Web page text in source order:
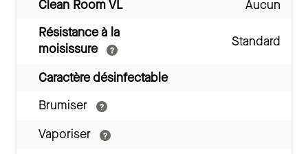
Clean Room VL
Aucun
Résistance à la
moisissure
Standard
Caractère désinfectable
Brumiser
Vaporiser